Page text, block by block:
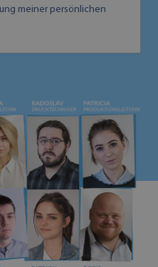
meiner persönlichen